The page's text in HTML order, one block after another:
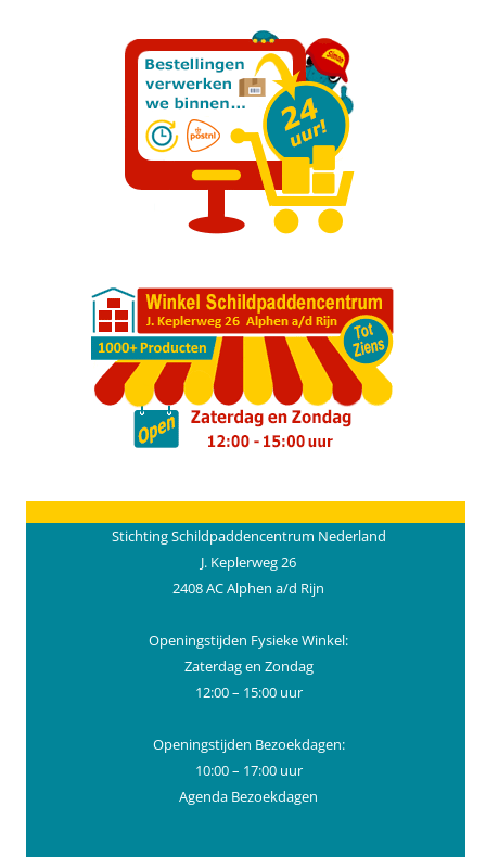
Stichting Schildpaddencentrum Nederland
J. Keplerweg 26
2408 AC Alphen a/d Rijn
Openingstijden Fysieke Winkel:
Zaterdag en Zondag
12:00 – 15:00 uur
Openingstijden Bezoekdagen:
10:00 – 17:00 uur
Agenda Bezoekdagen